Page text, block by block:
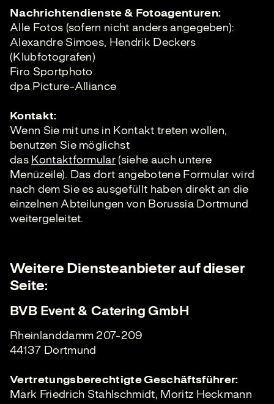
Nachrichtendienste & Fotoagenturen:
Alle Fotos (sofern nicht anders angegeben):
Alexandre Simoes, Hendrik Deckers
(Klubfotografen)
Firo Sportphoto
dpa Picture-Alliance
Kontakt:
Wenn Sie mit uns in Kontakt treten wollen,
benutzen Sie möglichst
das Kontaktformular(siehe auch untere
Menüzeile). Das dort angebotene Formular wird
nach dem Sie es ausgefüllt haben direkt an die
einzelnen Abteilungen von Borussia Dortmund
weitergeleitet.
Weitere Diensteanbieter auf dieser
Seite:
BVB Event & Catering GmbH
Rheinlanddamm 207-209
44137 Dortmund
Vertretungsberechtigte Geschäftsführer:
Mark Friedrich Stahlschmidt, Moritz Heckmann